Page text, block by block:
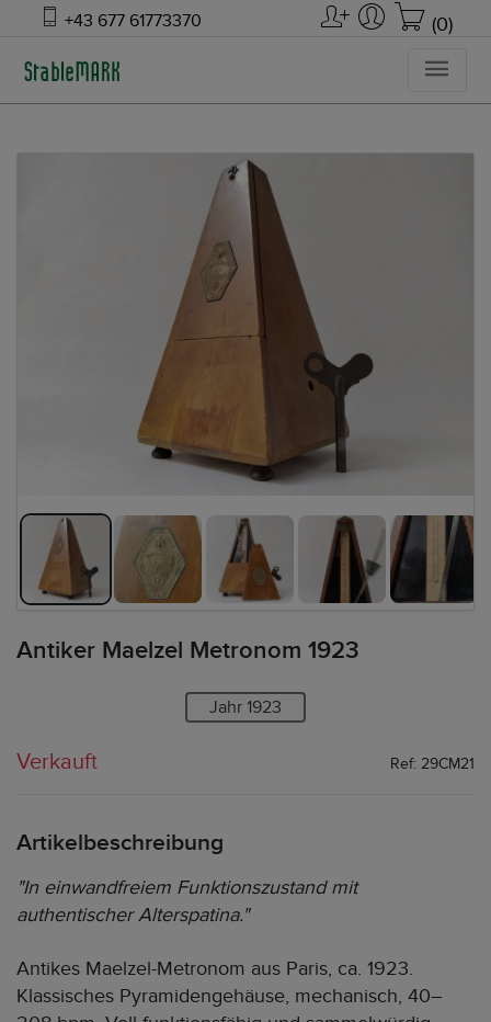
+43 677 61773370 (0)
Antiker Maelzel Metronom 1923
Jahr 1923
Verkauft Ref: 29CM21
Artikelbeschreibung
"In einwandfreiem Funktionszustand mit
authentischer Alterspatina."
Antikes Maelzel-Metronom aus Paris, ca. 1923.
Klassisches Pyramidengehäuse, mechanisch, 40–